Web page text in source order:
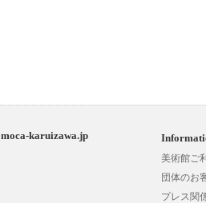
moca-karuizawa.jp
美術館ご
団体のお
プレス関